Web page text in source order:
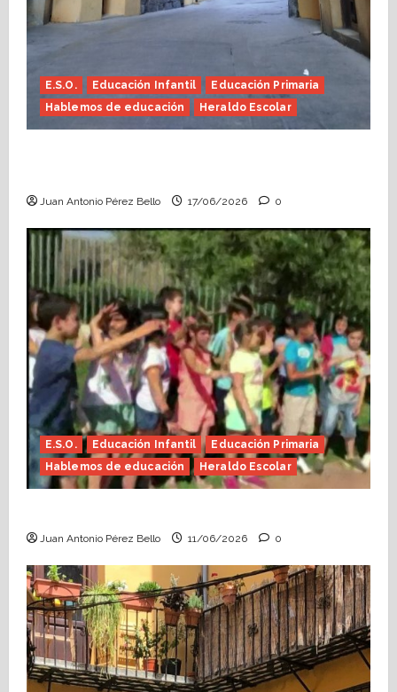
E.S.O. Educación Infantil
Educación Primaria
Hablemos de educación
Heraldo Escolar
Juan Antonio Pérez Bello 17/06/2026 0
E.S.O. Educación Infantil
Educación Primaria
Hablemos de educación
Heraldo Escolar
Juan Antonio Pérez Bello 11/06/2026 0